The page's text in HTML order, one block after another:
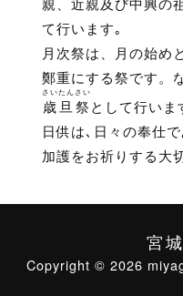
て行います｡
月次祭は、月の始め
鄭重にする祭です。
歳旦祭
さいたんさい
として行いま
日供は､日々の奉仕
加護をお祈りする大
宮
Copyright © 2026